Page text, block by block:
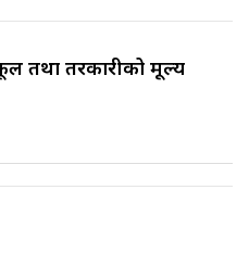
तरकारीको मूल्य